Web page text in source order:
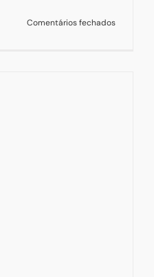
Comentários fechadosem